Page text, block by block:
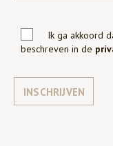
Ik ga akkoord
beschreven in de
INSCHRIJVEN